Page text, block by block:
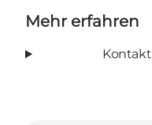
Mehr erfahren